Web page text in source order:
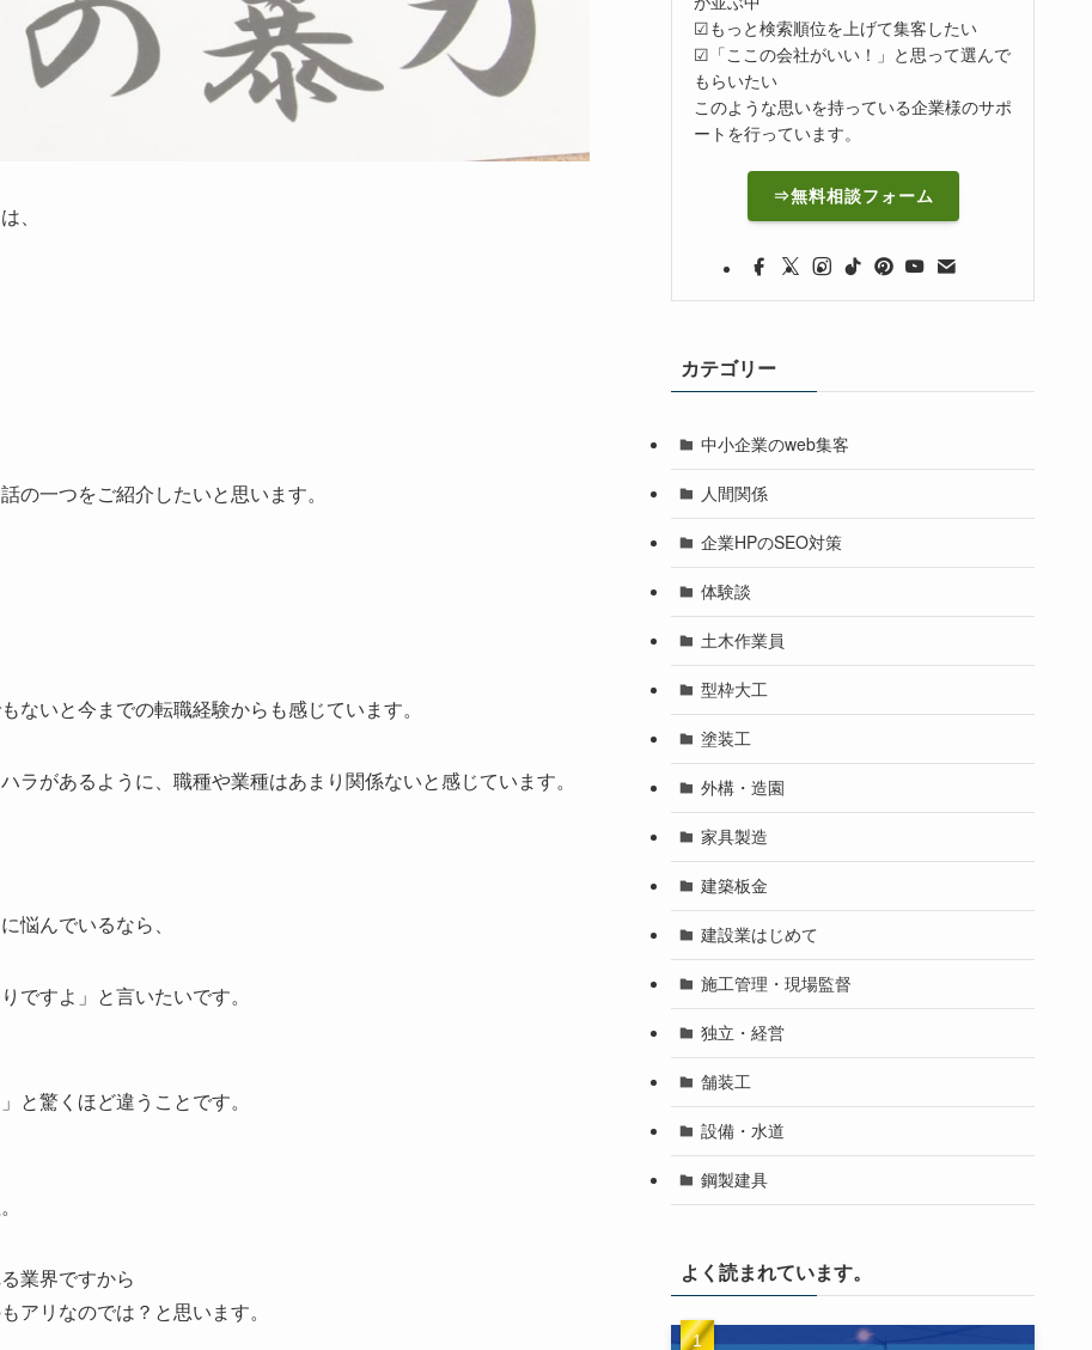
、
の一つをご紹介したいと思います。
ないと今までの転職経験からも感じています。
があるように、職種や業種はあまり関係ないと感じています。
悩んでいるなら、
ですよ」と言いたいです。
と驚くほど違うことです。
業界ですから
アリなのでは？と思います。
☑もっと検索順位を上げて集客したい
☑「ここの会社がいい！」と思って選んで
もらいたい
このような思いを持っている企業様のサポ
ートを行っています。
⇒無料相談フォーム
カテゴリー
中小企業のweb集客
人間関係
企業HPのSEO対策
体験談
土木作業員
型枠大工
塗装工
外構・造園
家具製造
建築板金
建設業はじめて
施工管理・現場監督
独立・経営
舗装工
設備・水道
鋼製建具
よく読まれています。